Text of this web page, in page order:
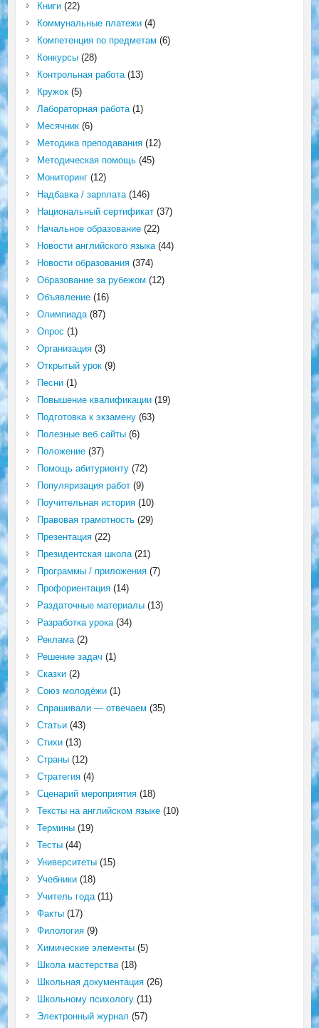
Книги(22)
Коммунальные платежи(4)
Компетенция по предметам (6)
Конкурсы(28)
Контрольная работа(13)
Кружок(5)
Лабораторная работа(1)
Месячник(6)
Методика преподавания(12)
Методическая помощь(45)
Мониторинг(12)
Надбавка / зарплата(146)
Национальный сертификат(37)
Начальное образование(22)
Новости английского языка(44)
Новости образования(374)
Образование за рубежом (12)
Объявление(16)
Олимпиада(87)
Опрос (1)
Организация(3)
Открытый урок(9)
Песни(1)
Повышение квалификации(19)
Подготовка к экзамену(63)
Полезные веб сайты(6)
Положение(37)
Помощь абитуриенту(72)
Популяризация работ(9)
Поучительная история(10)
Правовая грамотность(29)
Презентация(22)
Президентская школа(21)
Программы / приложения(7)
Профориентация(14)
Раздаточные материалы(13)
Разработка урока(34)
Реклама(2)
Решение задач (1)
Сказки(2)
Союз молодёжи(1)
Спрашивали — отвечаем (35)
Статьи(43)
Стихи(13)
Страны(12)
Стратегия(4)
Сценарий мероприятия(18)
Тексты на английском языке(10)
Термины(19)
Тесты(44)
Университеты(15)
Учебники(18)
Учитель года(11)
Факты(17)
Филология(9)
Химические элементы(5)
Школа мастерства(18)
Школьная документация(26)
Школьному психологу(11)
Электронный журнал (57)